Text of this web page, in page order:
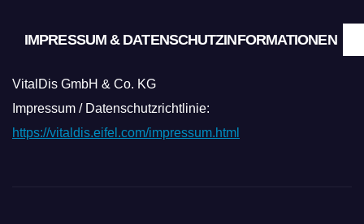
IMPRESSUM & DATENSCHUTZINFORMATIONEN
VitalDis GmbH & Co. KG
Impressum / Datenschutzrichtlinie:
https://vitaldis.eifel.com/impressum.html